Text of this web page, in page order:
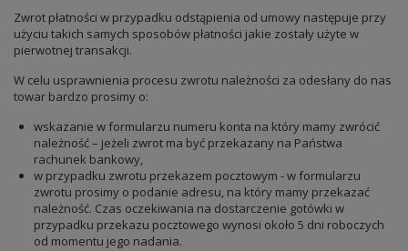
Zwrot płatności w przypadku odstąpienia od umowy następuje przy
użyciu takich samych sposobów płatności jakie zostały użyte w
pierwotnej transakcji.
W celu usprawnienia procesu zwrotu należności za odesłany do nas
towar bardzo prosimy o:
wskazanie w formularzu numeru konta na który mamy zwrócić
należność – jeżeli zwrot ma być przekazany na Państwa
rachunek bankowy,
w przypadku zwrotu przekazem pocztowym - w formularzu
zwrotu prosimy o podanie adresu, na który mamy przekazać
należność. Czas oczekiwania na dostarczenie gotówki w
przypadku przekazu pocztowego wynosi około 5 dni roboczych
od momentu jego nadania.